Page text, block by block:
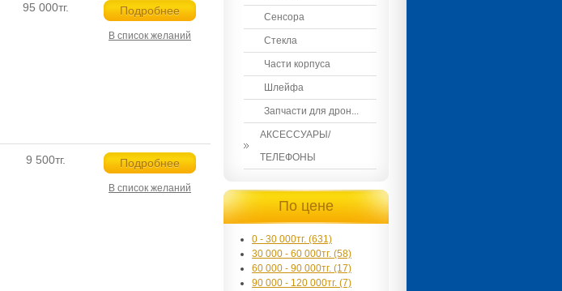
95 000тг. Подробнее
В список желаний
9 500тг. Подробнее
В список желаний
Сенсора
Стекла
Части корпуса
Шлейфа
Запчасти для дрон...
АКСЕССУАРЫ/
ТЕЛЕФОНЫ
По цене
0 - 30 000тг. (631)
30 000 - 60 000тг. (58)
60 000 - 90 000тг. (17)
90 000 - 120 000тг. (7)